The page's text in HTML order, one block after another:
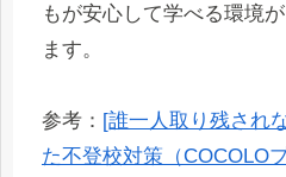
もが安心して学べる環境
ます。
参考： [誰一人取り残され
た不登校対策（COCOLO